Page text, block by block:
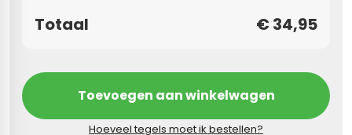
Totaal € 34,95
Toevoegen aan winkelwagen
Hoeveel tegels moet ik bestellen?
tegels
betonlook